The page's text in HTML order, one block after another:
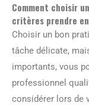
Comment choisir
critères prendre
Choisir un bon
tâche délicate,
importants, vous
professionnel
considérer lors de